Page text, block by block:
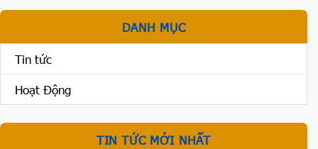
DANH MỤC
Tin tức
Hoạt Động
TIN TỨC MỚI NHẤT